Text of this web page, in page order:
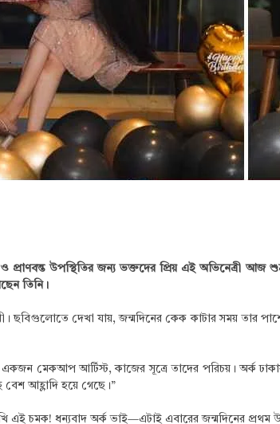
ও প্রাণবন্ত উপস্থিতির জন্য ভক্তদের প্রিয় এই অভিনেত্রী
তিনি।
ছবিগুলোতে দেখা যায়, জন্মদিনের কেক কাটার সময় তার
মেকআপ আর্টিস্ট, কাজের সূত্রে তাদের পরিচয়। অর্ক
বেশ আহ্লাদি হয়ে গেছে।”
চমক! ধন্যবাদ অর্ক ভাই—এটাই এবারের জন্মদিনের প্রথম